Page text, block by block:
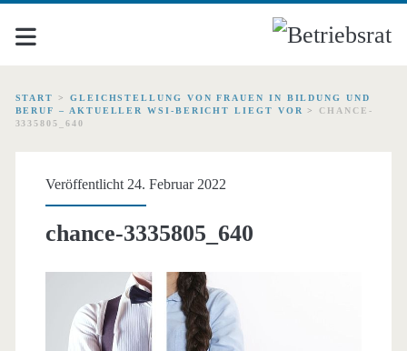
START > GLEICHSTELLUNG VON FRAUEN IN BILDUNG UND
BERUF – AKTUELLER WSI-BERICHT LIEGT VOR
>CHANCE-
3335805_640
Veröffentlicht 24. Februar 2022
chance-3335805_640